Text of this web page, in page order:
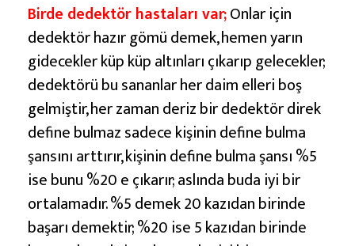
Birde dedektör hastaları var;Onlar için
dedektör hazır gömü demek, hemen yarın
gidecekler küp küp altınları çıkarıp gelecekler;
dedektörü bu sananlar her daim elleri boş
gelmiştir, her zaman deriz bir dedektör direk
define bulmaz sadece kişinin define bulma
şansını arttırır, kişinin define bulma şansı %5
ise bunu %20 e çıkarır; aslında buda iyi bir
ortalamadır. %5 demek 20 kazıdan birinde
başarı demektir; %20 ise 5 kazıdan birinde